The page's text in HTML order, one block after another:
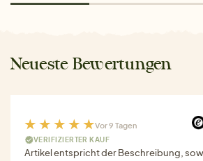
Neueste Bewertungen
Vor 9 Tagen
VERIFIZIERTER KAUF
Artikel entspricht der Beschreibung,